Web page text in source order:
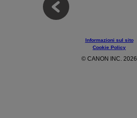
Informazioni sul sito
Cookie Policy
© CANON INC. 2026